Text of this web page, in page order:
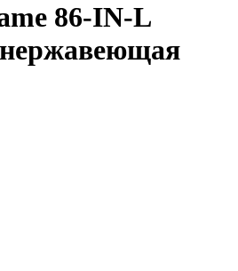
86-IN-L